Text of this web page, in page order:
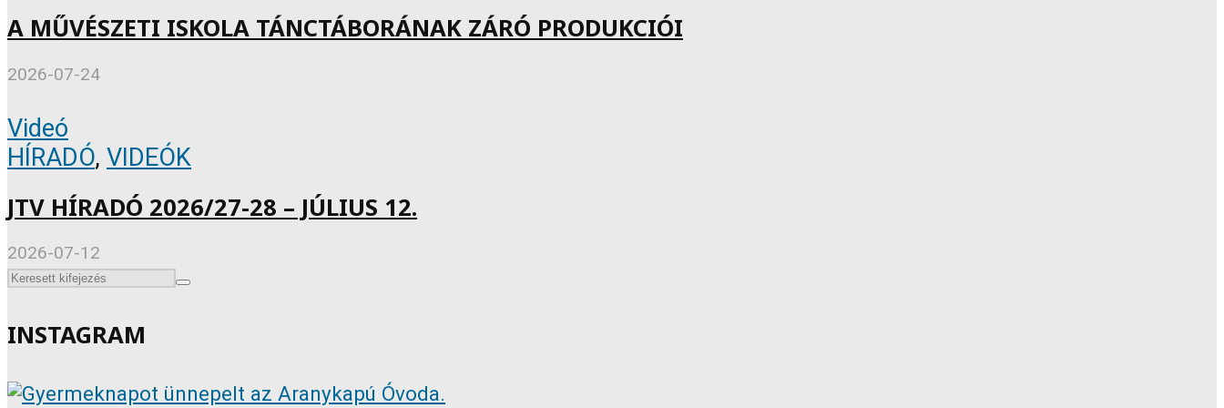
A MŰVÉSZETI ISKOLA TÁNCTÁBORÁNAK ZÁRÓ PRODUKCIÓI
2026-07-24
Videó
HÍRADÓ, VIDEÓK
JTV HÍRADÓ 2026/27-28 – JÚLIUS 12.
2026-07-12
INSTAGRAM